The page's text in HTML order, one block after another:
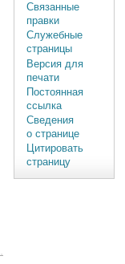
Связанные
правки
Служебные
страницы
Версия для
печати
Постоянная
ссылка
Сведения
о странице
Цитировать
страницу